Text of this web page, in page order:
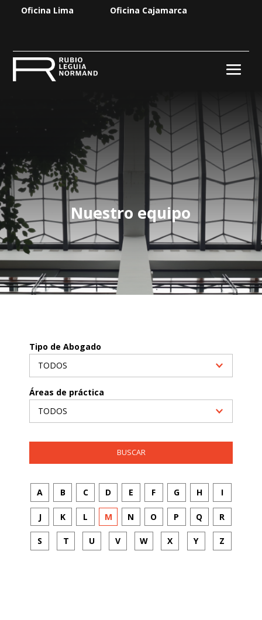
Oficina Lima Oficina Cajamarca
Nuestro equipo
Tipo de Abogado
Áreas de práctica
A B C D E F G H I
J K L M N O P Q R
S T U V W X Y Z